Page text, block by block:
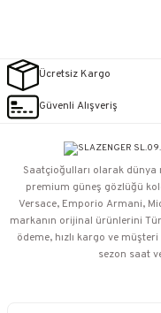
Ücretsiz Kargo
Güvenli Alışveriş
Saatçioğulları⁠ olarak dünya
premium güneş gözlüğü
Versace, Emporio Armani,
markanın orijinal ürünlerini
ödeme, hızlı kargo ve
sezon saat